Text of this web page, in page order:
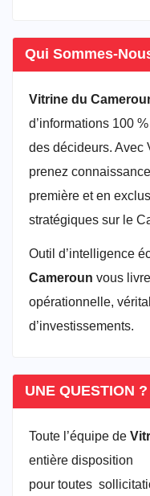
Qui Sommes-
Vitrine du
d’informations 100
des décideurs. Avec
prenez
première et en
stratégiques sur le
Outil d’intelligence
Cameroun vous
opérationnelle,
d’investissements.
UNE QUESTION
Toute l’équipe de
entière disposition
pour toutes